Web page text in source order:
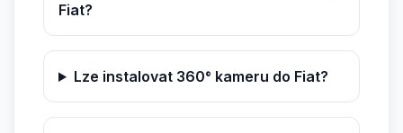
Fiat?
Lze instalovat 360° kameru do Fiat?